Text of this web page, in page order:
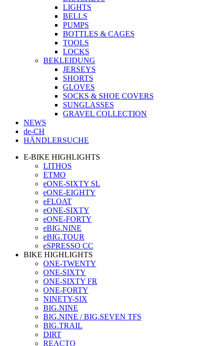
LIGHTS
BELLS
PUMPS
BOTTLES & CAGES
TOOLS
LOCKS
BEKLEIDUNG
JERSEYS
SHORTS
GLOVES
SOCKS & SHOE COVERS
SUNGLASSES
GRAVEL COLLECTION
NEWS
de-CH
HÄNDLERSUCHE
E-BIKE HIGHLIGHTS
LITHOS
ETMO
eONE-SIXTY SL
eONE-EIGHTY
eFLOAT
eONE-SIXTY
eONE-FORTY
eBIG.NINE
eBIG.TOUR
eSPRESSO CC
BIKE HIGHLIGHTS
ONE-TWENTY
ONE-SIXTY
ONE-SIXTY FR
ONE-FORTY
NINETY-SIX
BIG.NINE
BIG.NINE / BIG.SEVEN TFS
BIG.TRAIL
DIRT
REACTO